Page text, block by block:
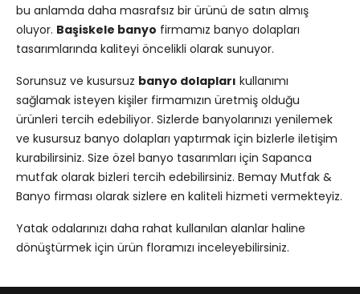
bu anlamda daha masrafsız bir ürünü de satın almış
oluyor. Başiskele banyo firmamız banyo dolapları
tasarımlarında kaliteyi öncelikli olarak sunuyor.
Sorunsuz ve kusursuz banyo dolapları kullanımı
sağlamak isteyen kişiler firmamızın üretmiş olduğu
ürünleri tercih edebiliyor. Sizlerde banyolarınızı yenilemek
ve kusursuz banyo dolapları yaptırmak için bizlerle iletişim
kurabilirsiniz. Size özel banyo tasarımları için Sapanca
mutfak olarak bizleri tercih edebilirsiniz. Bemay Mutfak &
Banyo firması olarak sizlere en kaliteli hizmeti vermekteyiz.
Yatak odalarınızı daha rahat kullanılan alanlar haline
dönüştürmek için ürün floramızı inceleyebilirsiniz.